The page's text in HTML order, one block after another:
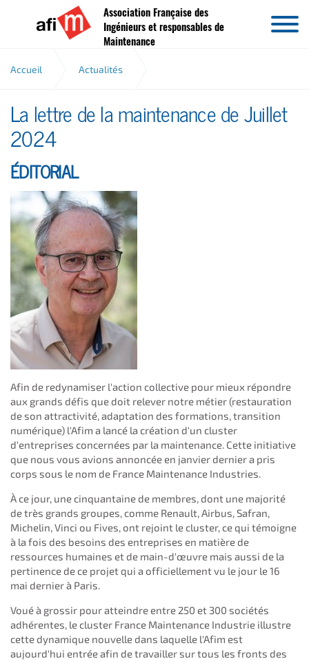
Aller au contenu
Association Française des
Ingénieurs et responsables de
Maintenance
Accueil Actualités
La lettre de la maintenance de Juillet 2024
La lettre de la maintenance de Juillet
2024
ÉDITORIAL
Afin de redynamiser l'action collective pour mieux répondre
aux grands défis que doit relever notre métier (restauration
de son attractivité, adaptation des formations, transition
numérique) l'Afim a lancé la création d'un cluster
d'entreprises concernées par la maintenance. Cette initiative
que nous vous avions annoncée en janvier dernier a pris
corps sous le nom de France Maintenance Industries.
À ce jour, une cinquantaine de membres, dont une majorité
de très grands groupes, comme Renault, Airbus, Safran,
Michelin, Vinci ou Fives, ont rejoint le cluster, ce qui témoigne
à la fois des besoins des entreprises en matière de
ressources humaines et de main-d'œuvre mais aussi de la
pertinence de ce projet qui a officiellement vu le jour le 16
mai dernier à Paris.
Voué à grossir pour atteindre entre 250 et 300 sociétés
adhérentes, le cluster France Maintenance Industrie illustre
cette dynamique nouvelle dans laquelle l'Afim est
aujourd'hui entrée afin de travailler sur tous les fronts des